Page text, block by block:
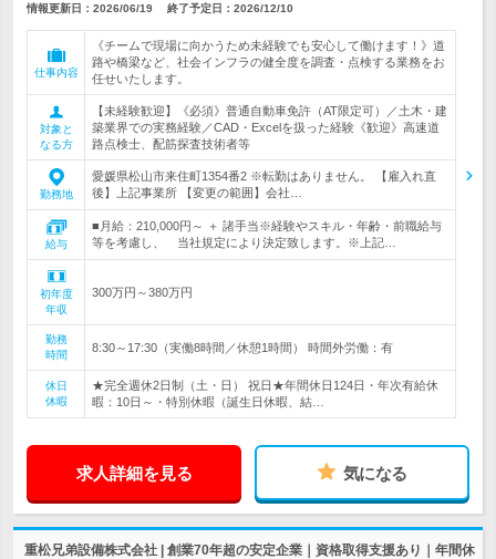
情報更新日：2026/06/19 終了予定日： 2026/12/10
仕事内容
《チームで現場に向かうため未経験でも安心して働けます！》道
路や橋梁など、社会インフラの健全度を調査・点検する業務をお
任せいたします。
対象と
なる方
【未経験歓迎】《必須》普通自動車免許（AT限定可）／土木・建
築業界での実務経験／CAD・Excelを扱った経験《歓迎》高速道
路点検士、配筋探査技術者等
勤務地
愛媛県松山市来住町1354番2 ※転勤はありません。 【雇入れ直
後】上記事業所 【変更の範囲】会社…
給与
■月給：210,000円～ ＋ 諸手当※経験やスキル・年齢・前職給与
等を考慮し、 当社規定により決定致します。※上記…
初年度
年収
300万円～380万円
勤務
時間
8:30～17:30（実働8時間／休憩1時間） 時間外労働：有
休日
休暇
★完全週休2日制（土・日） 祝日★年間休日124日・年次有給休
暇：10日～・特別休暇（誕生日休暇、結…
求人詳細を見る 気になる
重松兄弟設備株式会社 | 創業70年超の安定企業｜資格取得支援あり｜年間休